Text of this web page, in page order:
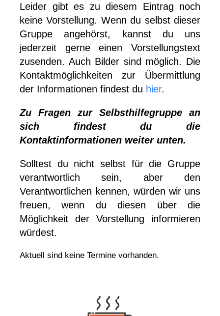
Leider gibt es zu diesem Eintrag noch
keine Vorstellung. Wenn du selbst dieser
Gruppe angehörst, kannst du uns
jederzeit gerne einen Vorstellungstext
zusenden. Auch Bilder sind möglich. Die
Kontaktmöglichkeiten zur Übermittlung
der Informationen findest du hier.
Zu Fragen zur Selbsthilfegruppe an
sich findest du die
Kontaktinformationen weiter unten.
Solltest du nicht selbst für die Gruppe
verantwortlich sein, aber den
Verantwortlichen kennen, würden wir uns
freuen, wenn du diesen über die
Möglichkeit der Vorstellung informieren
würdest.
Aktuell sind keine Termine vorhanden.